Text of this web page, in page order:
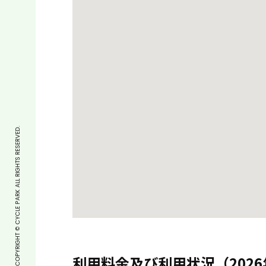
COPYRIGHT © CYCLE PARK ALL RIGHTS RESERVED.